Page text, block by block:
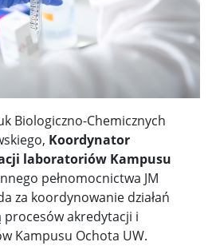
Biologiczno-Chemicznych
Koordynator
laboratoriów Kampusu
pełnomocnictwa JM
za koordynowanie działań
procesów akredytacji i
Kampusu Ochota UW.